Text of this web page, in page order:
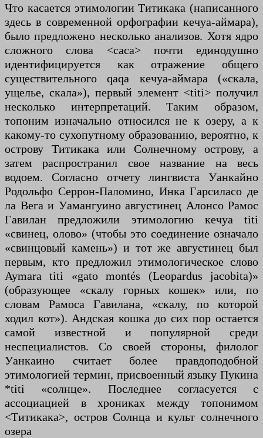
Что касается этимологии Титикака (написанного
здесь в современной орфографии кечуа-аймара),
было предложено несколько анализов. Хотя ядро ​​
сложного слова <caca> почти единодушно
идентифицируется как отражение общего
существительного qaqa кечуа-аймара («скала,
ущелье, скала»), первый элемент <titi> получил
несколько интерпретаций. Таким образом,
топоним изначально относился не к озеру, а к
какому-то сухопутному образованию, вероятно, к
острову Титикака или Солнечному острову, а
затем распространил свое название на весь
водоем. Согласно отчету лингвиста Уанкайно
Родольфо Серрон-Паломино, Инка Гарсиласо де
ла Вега и Уамангуино августинец Алонсо Рамос
Гавилан предложили этимологию кечуа titi
«свинец, олово» (чтобы это соединение означало
«свинцовый камень») и тот же августинец был
первым, кто предложил этимологическое слово
Aymara titi «gato montés (Leopardus jacobita)»
(образующее «скалу горных кошек» или, по
словам Рамоса Гавилана, «скалу, по которой
ходил кот»). Андская кошка до сих пор остается
самой известной и популярной среди
неспециалистов. Со своей стороны, филолог
Уанкаино считает более правдоподобной
этимологией термин, присвоенный языку Пукина
*titi «солнце». Последнее согласуется с
ассоциацией в хрониках между топонимом
<Титикака>, остров Солнца и культ солнечного
озера